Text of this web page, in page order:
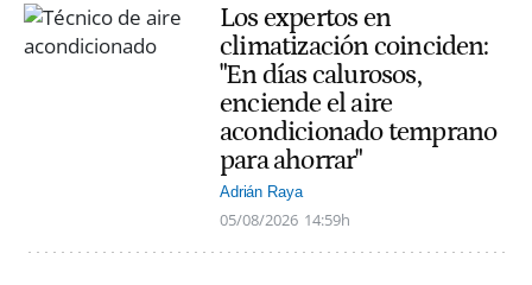
Los expertos en
climatización coinciden:
"En días calurosos,
enciende el aire
acondicionado temprano
para ahorrar"
Adrián Raya
05/08/2026 14:59h